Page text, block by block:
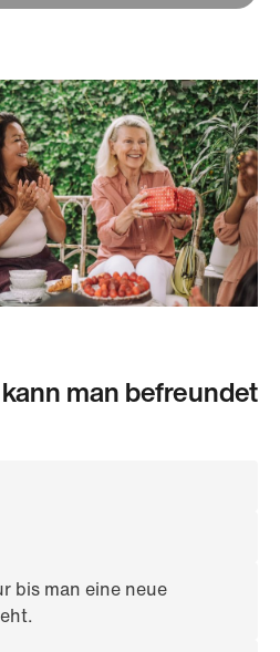
man befreundet
bis man eine neue